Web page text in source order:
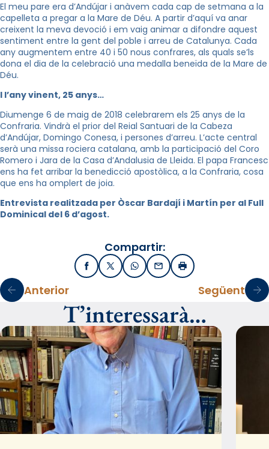
El meu pare era d’Andújar i anàvem cada cap de setmana a la
capelleta a pregar a la Mare de Déu. A partir d’aquí va anar
creixent la meva devoció i em vaig animar a difondre aquest
sentiment entre la gent del poble i arreu de Catalunya. Cada
any augmentem entre 40 i 50 nous confrares, als quals se’ls
dona el dia de la celebració una medalla beneïda de la Mare de
Déu.
I l’any vinent, 25 anys…
Diumenge 6 de maig de 2018 celebrarem els 25 anys de la
Confraria. Vindrà el prior del Reial Santuari de la Cabeza
d’Andújar, Domingo Conesa, i persones d’arreu. L’acte central
serà una missa rociera catalana, amb la participació del Coro
Romero i Jara de la Casa d’Andalusia de Lleida. El papa Francesc
ens ha fet arribar la benedicció apostòlica, a la Confraria, cosa
que ens ha omplert de joia.
Entrevista realitzada per Òscar Bardají i Martín per al Full
Dominical del 6 d’agost.
Compartir:
FacebookX / TwitterWhatsApp
EmailImprimir
Anterior Següent
T’interessarà…